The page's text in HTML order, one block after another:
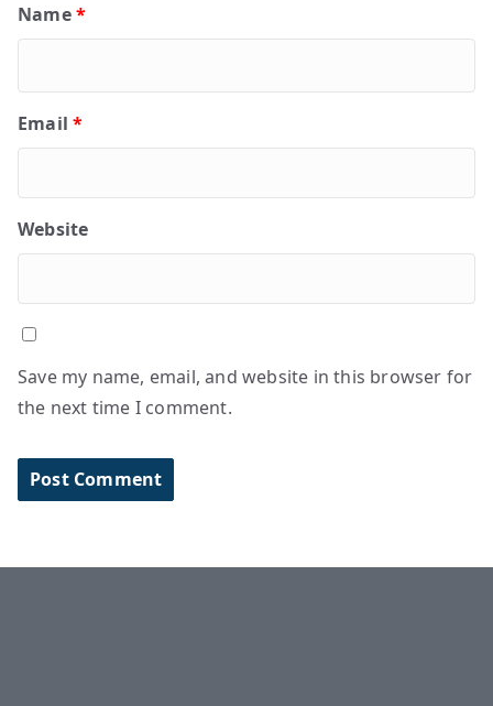
Name*
Email*
Website
Save my name, email, and website in this browser for
the next time I comment.